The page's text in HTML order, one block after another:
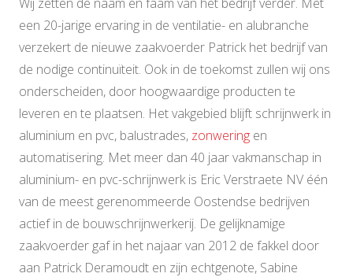
een 20-jarige ervaring in de ventilatie- en alubranche
verzekert de nieuwe zaakvoerder Patrick het bedrijf van
de nodige continuïteit. Ook in de toekomst zullen wij ons
onderscheiden, door hoogwaardige producten te
leveren en te plaatsen. Het vakgebied blijft schrijnwerk in
aluminium en pvc, balustrades, zonwering en
automatisering. Met meer dan 40 jaar vakmanschap in
aluminium- en pvc-schrijnwerk is Eric Verstraete NV één
van de meest gerenommeerde Oostendse bedrijven
actief in de bouwschrijnwerkerij. De gelijknamige
zaakvoerder gaf in het najaar van 2012 de fakkel door
aan Patrick Deramoudt en zijn echtgenote, Sabine